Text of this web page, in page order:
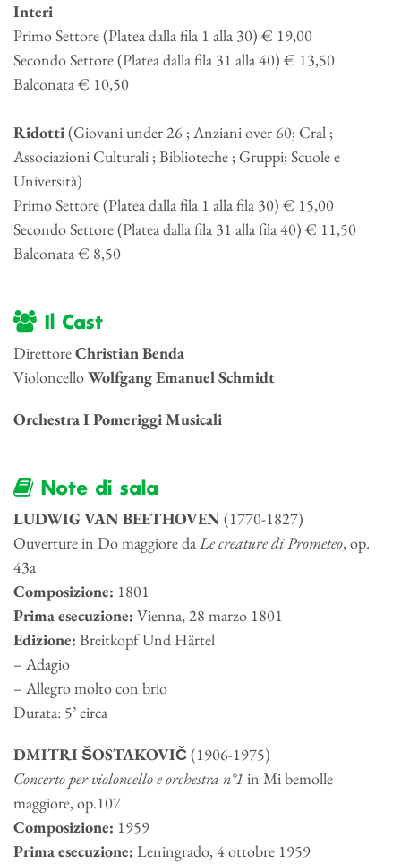
Interi
Primo Settore (Platea dalla fila 1 alla 30) € 19,00
Secondo Settore (Platea dalla fila 31 alla 40) € 13,50
Balconata € 10,50
Ridotti(Giovani under 26 ; Anziani over 60; Cral ;
Associazioni Culturali ; Biblioteche ; Gruppi; Scuole e
Università)
Primo Settore (Platea dalla fila 1 alla fila 30) € 15,00
Secondo Settore (Platea dalla fila 31 alla fila 40) € 11,50
Balconata € 8,50
Il Cast
DirettoreChristian Benda
VioloncelloWolfgang Emanuel Schmidt
Orchestra I Pomeriggi Musicali
Note di sala
LUDWIG VAN BEETHOVEN(1770-1827)
Ouverture in Do maggiore daLe creature di Prometeo, op.
43a
Composizione: 1801
Prima esecuzione: Vienna, 28 marzo 1801
Edizione: Breitkopf Und Härtel
– Adagio
– Allegro molto con brio
Durata: 5’ circa
DMITRI ŠOSTAKOVIČ(1906-1975)
Concerto per violoncello e orchestra n°1 in Mi bemolle
maggiore, op.107
Composizione: 1959
Prima esecuzione: Leningrado, 4 ottobre 1959